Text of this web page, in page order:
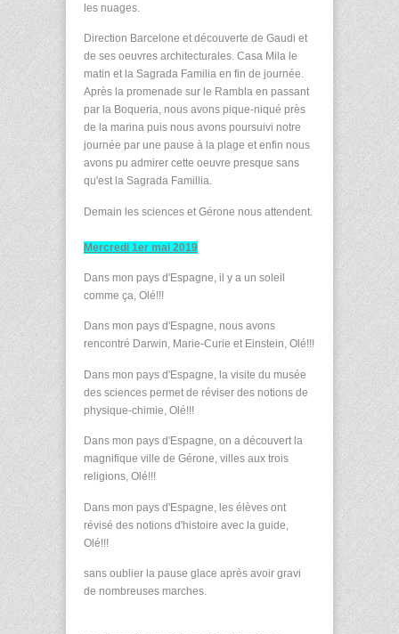
les nuages.
Direction Barcelone et découverte de Gaudi et
de ses oeuvres architecturales. Casa Mila le
matin et la Sagrada Familia en fin de journée.
Après la promenade sur le Rambla en passant
par la Boqueria, nous avons pique-niqué près
de la marina puis nous avons poursuivi notre
journée par une pause à la plage et enfin nous
avons pu admirer cette oeuvre presque sans
qu'est la Sagrada Famillia.
Demain les sciences et Gérone nous attendent.
Mercredi 1er mai 2019
Dans mon pays d'Espagne, il y a un soleil
comme ça, Olé!!!
Dans mon pays d'Espagne, nous avons
rencontré Darwin, Marie-Curie et Einstein, Olé!!!
Dans mon pays d'Espagne, la visite du musée
des sciences permet de réviser des notions de
physique-chimie, Olé!!!
Dans mon pays d'Espagne, on a découvert la
magnifique ville de Gérone, villes aux trois
religions, Olé!!!
Dans mon pays d'Espagne, les élèves ont
révisé des notions d'histoire avec la guide,
Olé!!!
sans oublier la pause glace après avoir gravi
de nombreuses marches.